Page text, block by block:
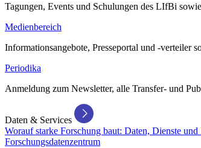
Tagungen, Events und Schulungen des LIfBi
Medienbereich
Informationsangebote, Presseportal und -verteiler
Periodika
Anmeldung zum Newsletter, alle Transfer- und
Daten & Services
Worauf starke Forschung baut: Daten, Dienste
Forschungsdatenzentrum